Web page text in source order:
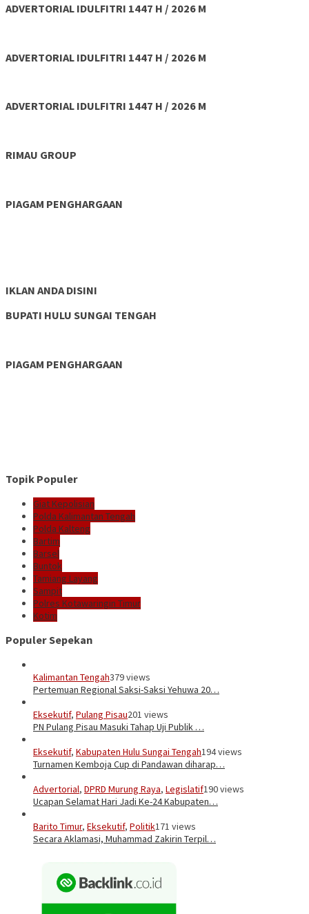
ADVERTORIAL IDULFITRI 1447 H / 2026 M
ADVERTORIAL IDULFITRI 1447 H / 2026 M
ADVERTORIAL IDULFITRI 1447 H / 2026 M
RIMAU GROUP
PIAGAM PENGHARGAAN
IKLAN ANDA DISINI
BUPATI HULU SUNGAI TENGAH
PIAGAM PENGHARGAAN
Topik Populer
Giat Kepolisian
Polda Kalimantan Tengah
Polda Kalteng
Bartim
Barsel
Buntok
Tamiang Layang
Sampit
Polres Kotawaringin Timur
Kotim
Populer Sepekan
Kalimantan Tengah379 views
Pertemuan Regional Saksi-Saksi Yehuwa 20…
Eksekutif, Pulang Pisau201 views
PN Pulang Pisau Masuki Tahap Uji Publik …
Eksekutif, Kabupaten Hulu Sungai Tengah194 views
Turnamen Kemboja Cup di Pandawan diharap…
Advertorial, DPRD Murung Raya, Legislatif190 views
Ucapan Selamat Hari Jadi Ke-24 Kabupaten…
Barito Timur, Eksekutif, Politik171 views
Secara Aklamasi, Muhammad Zakirin Terpil…